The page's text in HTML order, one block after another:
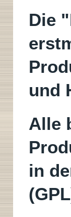
Die
und
Alle
in